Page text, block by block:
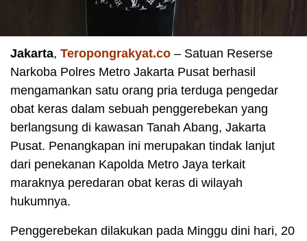
Jakarta, Teropongrakyat.co – Satuan Reserse
Narkoba Polres Metro Jakarta Pusat berhasil
mengamankan satu orang pria terduga pengedar
obat keras dalam sebuah penggerebekan yang
berlangsung di kawasan Tanah Abang, Jakarta
Pusat. Penangkapan ini merupakan tindak lanjut
dari penekanan Kapolda Metro Jaya terkait
maraknya peredaran obat keras di wilayah
hukumnya.
Penggerebekan dilakukan pada Minggu dini hari, 20